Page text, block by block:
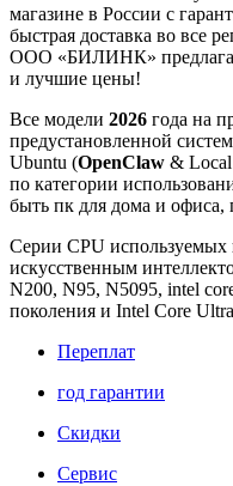
магазине в России с
быстрая доставка во все
ООО «БИЛИНК»
и лучшие цены!
Все модели 2026 года на
предустановленной
Ubuntu (OpenClaw &
по категории
быть пк для дома и
Серии CPU используемых
искусственным
N200, N95, N5095, intel
поколения и Intel Core
Переплат
год гарантии
Скидки
Сервис